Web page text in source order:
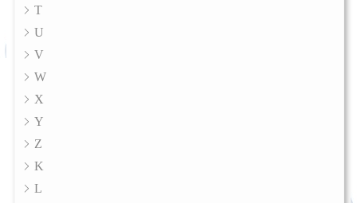
T
U
V
W
X
Y
Z
K
L